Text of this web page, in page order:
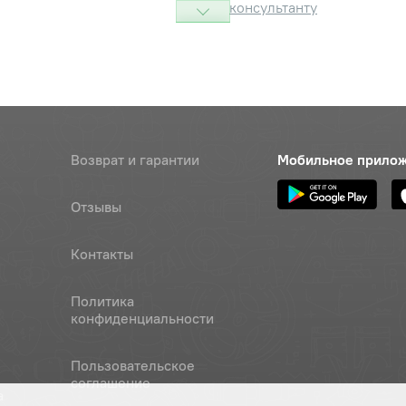
консультанту
консультанту
Наличие
консультанту
Возврат и гарантии
Отзывы
Контакты
Политика
конфиденциальности
Пользовательское
соглашение
Мобильное